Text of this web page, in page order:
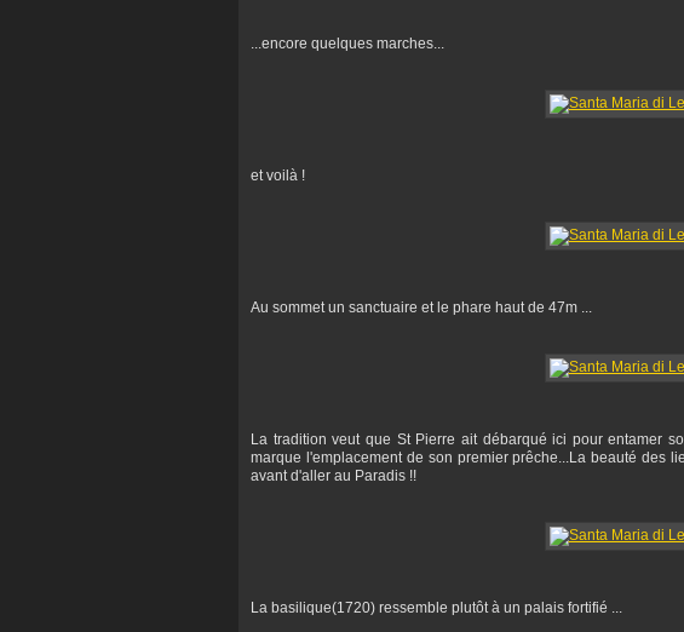
...encore quelques marches...
et voilà !
Au sommet un sanctuaire et le phare haut de 47m ...
La tradition veut que St Pierre ait débarqué ici pour entamer
marque l'emplacement de son premier prêche...La beauté des
avant d'aller au Paradis !!
La basilique(1720) ressemble plutôt à un palais fortifié ...